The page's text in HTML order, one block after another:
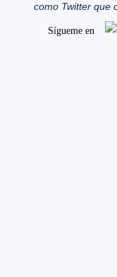
como Twitter que